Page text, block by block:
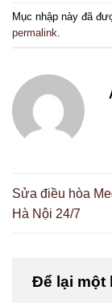
Mục nhập này đã
permalink
Sửa điều hòa
Hà Nội 24/7
Để lại một